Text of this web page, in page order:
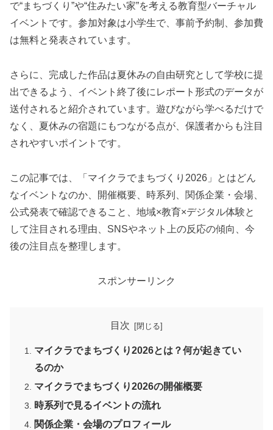
で“まちづくり”や“住みたい家”を考える教育型バーチャル
イベントです。参加対象は小学生で、事前予約制、参加費
は無料と発表されています。
さらに、完成した作品は夏休みの自由研究として学校に提
出できるよう、イベント終了後にレポート形式のデータが
送付されると紹介されています。遊びながら学べるだけで
なく、夏休みの宿題にもつながる点が、保護者からも注目
されやすいポイントです。
この記事では、「マイクラでまちづくり2026」とはどん
なイベントなのか、開催概要、時系列、関係企業・会場、
公式発表で確認できること、地域×教育×デジタル体験と
して注目される理由、SNSやネット上の反応の傾向、今
後の注目点を整理します。
スポンサーリンク
目次
マイクラでまちづくり2026とは？何が起きてい
るのか
マイクラでまちづくり2026の開催概要
時系列で見るイベントの流れ
関係企業・会場のプロフィール